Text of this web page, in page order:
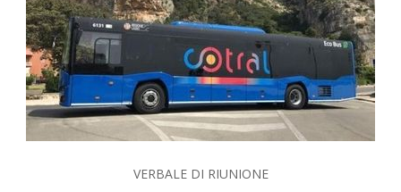
VERBALE DI RIUNIONE